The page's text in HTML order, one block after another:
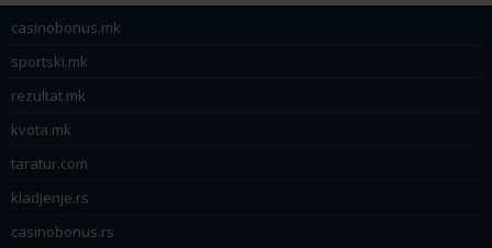
casinobonus.mk
sportski.mk
rezultat.mk
kvota.mk
taratur.com
kladjenje.rs
casinobonus.rs